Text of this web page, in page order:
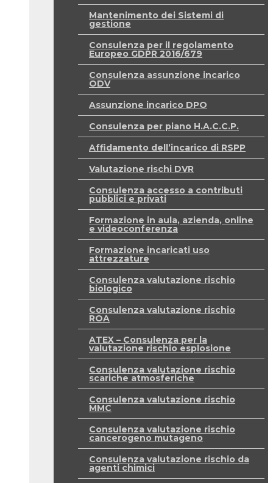
Mantenimento dei Sistemi di
gestione
Consulenza per il regolamento
Europeo GDPR 2016/679
Consulenza assunzione incarico
ODV
Assunzione incarico DPO
Consulenza per piano H.A.C.C.P.
Affidamento dell’incarico di RSPP
Valutazione rischi DVR
Consulenza accesso a contributi
pubblici e privati
Formazione in aula, azienda, online
e videoconferenza
Formazione incaricati uso
attrezzature
Consulenza valutazione rischio
biologico
Consulenza valutazione rischio
ROA
ATEX – Consulenza per la
valutazione rischio esplosione
Consulenza valutazione rischio
scariche atmosferiche
Consulenza valutazione rischio
MMC
Consulenza valutazione rischio
cancerogeno mutageno
Consulenza valutazione rischio da
agenti chimici